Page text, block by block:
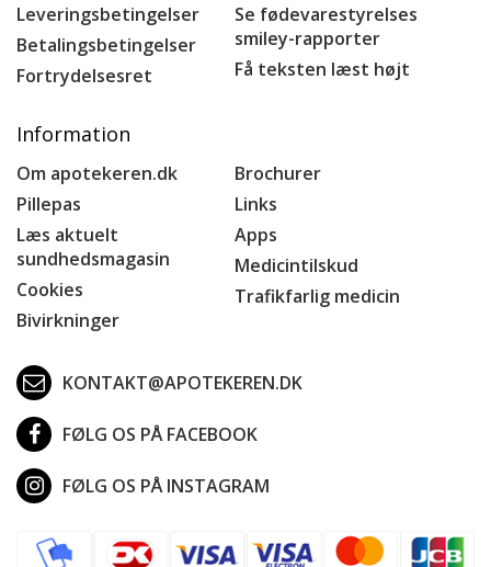
Leveringsbetingelser
Betalingsbetingelser
Fortrydelsesret
Se fødevarestyrelses
smiley-rapporter
Få teksten læst højt
Information
Om apotekeren.dk
Pillepas
Læs aktuelt
sundhedsmagasin
Cookies
Bivirkninger
Brochurer
Links
Apps
Medicintilskud
Trafikfarlig medicin
KONTAKT@APOTEKEREN.DK
FØLG OS PÅ FACEBOOK
FØLG OS PÅ INSTAGRAM